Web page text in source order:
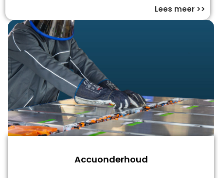
Lees meer >>
Accuonderhoud